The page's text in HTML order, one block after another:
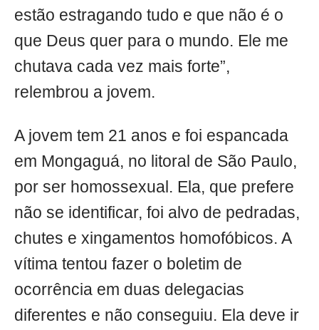
estão estragando tudo e que não é o
que Deus quer para o mundo. Ele me
chutava cada vez mais forte”,
relembrou a jovem.
A jovem tem 21 anos e foi espancada
em Mongaguá, no litoral de São Paulo,
por ser homossexual. Ela, que prefere
não se identificar, foi alvo de pedradas,
chutes e xingamentos homofóbicos. A
vítima tentou fazer o boletim de
ocorrência em duas delegacias
diferentes e não conseguiu. Ela deve ir